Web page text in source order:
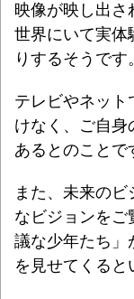
映像が映し出さ
世界にいて実体
りするそうです。
テレビやネット
けなく、ご自身
あるとのことで
また、未来の
なビジョンをご
議な少年たち」
を見せてくると